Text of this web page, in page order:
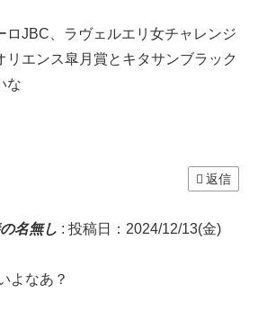
ロJBC、ラヴェルエリ女チャレンジ
リエンス皐月賞とキタサンブラック
な
返信
名無し : 投稿日：2024/12/13(金)
よなあ？